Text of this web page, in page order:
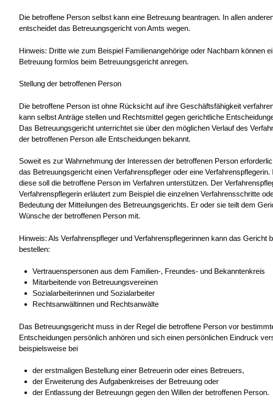
Die betroffene Person selbst kann eine Betreuung beantragen. In allen
entscheidet das Betreuungsgericht von Amts wegen.
Hinweis: Dritte wie zum Beispiel Familienangehörige oder Nachbarn können
Betreuung formlos beim Betreuungsgericht anregen.
Stellung der betroffenen Person
Die betroffene Person ist ohne Rücksicht auf ihre Geschäftsfähigkeit
kann selbst Anträge stellen und Rechtsmittel gegen gerichtliche
Das Betreuungsgericht unterrichtet sie über den möglichen Verlauf des
der betroffenen Person alle Entscheidungen bekannt.
Soweit es zur Wahrnehmung der Interessen der betroffenen Person
das Betreuungsgericht einen Verfahrenspfleger oder eine Verfahrenspflegerin.
diese soll die betroffene Person im Verfahren unterstützen. Der
Verfahrenspflegerin erläutert zum Beispiel die einzelnen Verfahrensschritte
Bedeutung der Mitteilungen des Betreuungsgerichts. Er oder sie teilt dem
Wünsche der betroffenen Person mit.
Hinweis: Als Verfahrenspfleger und Verfahrenspflegerinnen kann das Gericht
bestellen:
Vertrauenspersonen aus dem Familien-, Freundes- und Bekanntenkreis
Mitarbeitende von Betreuungsvereinen
Sozialarbeiterinnen und Sozialarbeiter
Rechtsanwältinnen und Rechtsanwälte
Das Betreuungsgericht muss in der Regel die betroffene Person vor
Entscheidungen persönlich anhören und sich einen persönlichen Eindruck
beispielsweise bei
der erstmaligen Bestellung einer Betreuerin oder eines Betreuers,
der Erweiterung des Aufgabenkreises der Betreuung oder
der Entlassung der Betreuungn gegen den Willen der betroffenen Person.